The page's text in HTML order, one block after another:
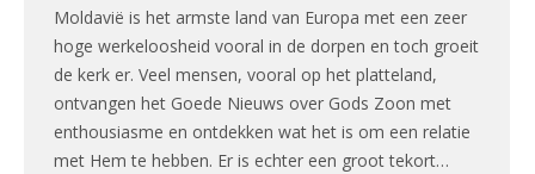
Moldavië is het armste land van Europa met een zeer
hoge werkeloosheid vooral in de dorpen en toch groeit
de kerk er. Veel mensen, vooral op het platteland,
ontvangen het Goede Nieuws over Gods Zoon met
enthousiasme en ontdekken wat het is om een relatie
met Hem te hebben. Er is echter een groot tekort…